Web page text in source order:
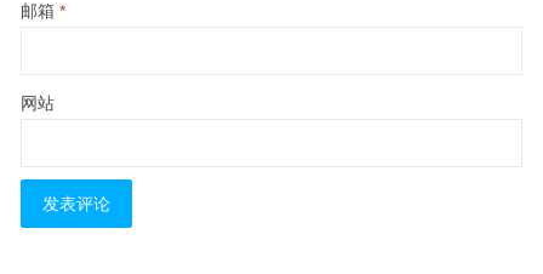
邮箱 *
网站